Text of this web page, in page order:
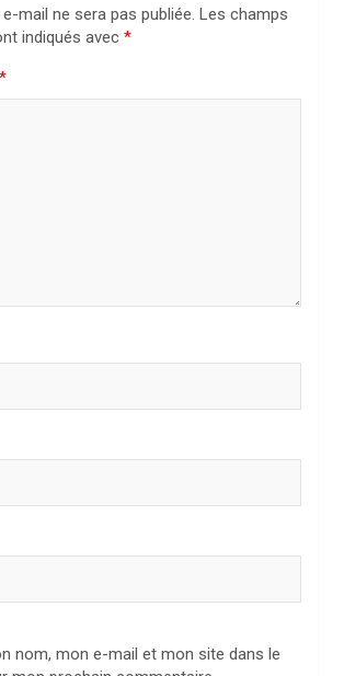
mail ne sera pas publiée. Les champs
indiqués avec *
*
nom, mon e-mail et mon site dans le